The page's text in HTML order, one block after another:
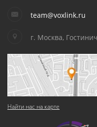
team@voxlink.ru
г. Москва,
Найти нас на карте